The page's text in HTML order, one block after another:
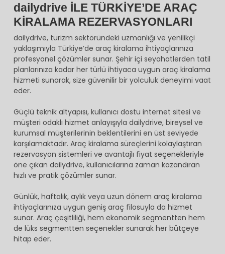
dailydrive İLE TÜRKİYE’DE ARAÇ
KİRALAMA REZERVASYONLARI
dailydrive, turizm sektöründeki uzmanlığı ve yenilikçi
yaklaşımıyla Türkiye’de araç kiralama ihtiyaçlarınıza
profesyonel çözümler sunar. Şehir içi seyahatlerden tatil
planlarınıza kadar her türlü ihtiyaca uygun araç kiralama
hizmeti sunarak, size güvenilir bir yolculuk deneyimi vaat
eder.
Güçlü teknik altyapısı, kullanıcı dostu internet sitesi ve
müşteri odaklı hizmet anlayışıyla dailydrive, bireysel ve
kurumsal müşterilerinin beklentilerini en üst seviyede
karşılamaktadır. Araç kiralama süreçlerini kolaylaştıran
rezervasyon sistemleri ve avantajlı fiyat seçenekleriyle
öne çıkan dailydrive, kullanıcılarına zaman kazandıran
hızlı ve pratik çözümler sunar.
Günlük, haftalık, aylık veya uzun dönem araç kiralama
ihtiyaçlarınıza uygun geniş araç filosuyla da hizmet
sunar. Araç çeşitliliği, hem ekonomik segmentten hem
de lüks segmentten seçenekler sunarak her bütçeye
hitap eder.